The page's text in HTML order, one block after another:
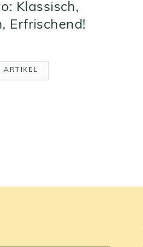
Klassisch,
Erfrischend!
ARTIKEL